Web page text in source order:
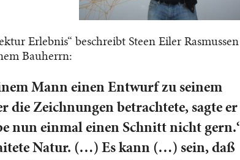
Erlebnis“ beschreibt Steen Eiler Rasmussen
Bauherrn:
Mann einen Entwurf zu seinem
die Zeichnungen betrachtete, sagte er
nun einmal einen Schnitt nicht gern.‘
Natur. (…) Es kann (…) sein, daß